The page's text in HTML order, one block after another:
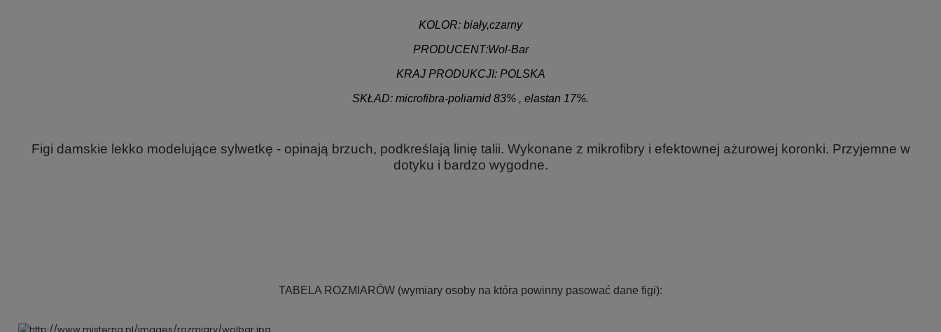
KOLOR: biały,czarny
PRODUCENT:Wol-Bar
KRAJ PRODUKCJI: POLSKA
SKŁAD: microfibra-poliamid 83% , elastan 17%.
Figi damskie lekko modelujące sylwetkę - opinają brzuch, podkreślają linię talii. Wykonane z mikrofibry i efektownej ażurowej koronki. Przyjemne w
dotyku i bardzo wygodne.
TABELA ROZMIARÓW (wymiary osoby na która powinny pasować dane figi):